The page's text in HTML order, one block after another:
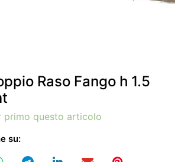
Raso Fango h 1.5
primo questo articolo
su: